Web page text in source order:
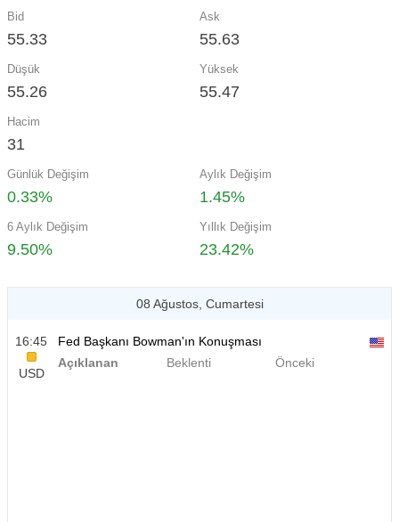
Bid
55.33
Ask
55.63
Düşük
55.26
Yüksek
55.47
Hacim
31
Günlük Değişim
0.33%
Aylık Değişim
1.45%
6 Aylık Değişim
9.50%
Yıllık Değişim
23.42%
08 Ağustos, Cumartesi
16:45
USD
Fed Başkanı Bowman'ın Konuşması
Açıklanan
Beklenti Önceki